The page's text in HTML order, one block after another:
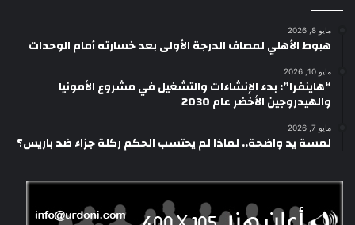
مايو 8, 2026
هبوط الأهلي لمصاف الدرجة الأولى بعد خسارته أمام الوحدات
مايو 10, 2026
“هاينفرا”: بدء الإنشاءات والتشغيل في مشروع الأمونيا
والهيدروجين الأخضر عام 2030
مايو 7, 2026
لمسة يد واضحة.. لماذا لم يحتسب الحكم ركلة جزاء ضد باريس؟